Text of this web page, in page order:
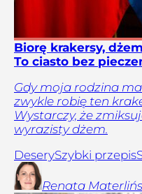
Biorę krakersy,
To ciasto bez
Gdy moja rodzina
zwykle robię ten
Wystarczy, że
wyrazisty dżem.
DeserySzybki przepis
Renata